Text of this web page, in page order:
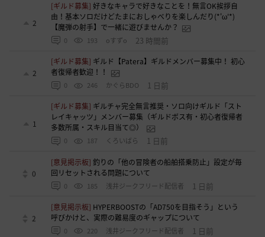
2
[ギルド募集]好きなキャラで好きなことを！無言OK挨拶自
由！基本ソロだけどたまにおしゃべりを楽しんだり(*'ω'*)
【魔弾の射手】で一緒に遊びませんか？
0 193 oすずo 23 時間前
2
[ギルド募集] ギルド【Patera】ギルドメンバー募集中！ 初心
者復帰者歓迎！！
0 246 かぐらBDO 1 日前
1
[ギルド募集] ギルチャ完全無言推奨・ソロ向けギルド「スト
レイキャッツ」メンバー募集（ギルドボス有・初心者復帰者
多数所属・スキル目当て◎）
0 187 くろいばら 1 日前
0
[意見掲示板]釣りの「他の冒険者の船舶搭乗防止」設定が毎
回リセットされる問題について
0 185 浅井ジークフリード配信者 1 日前
2
[意見掲示板] HYPERBOOSTの「AD750を目指そう」という
呼びかけと、実際の難易度のギャップについて
0 220 浅井ジークフリード配信者 1 日前